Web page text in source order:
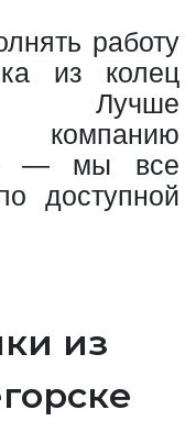
работу
из колец
Лучше
— мы все
доступной
из